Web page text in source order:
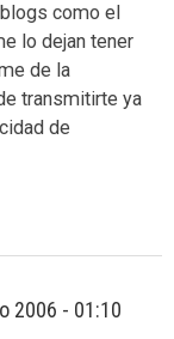
como el
lo dejan tener
de la
transmitirte ya
de
2006 - 01:10